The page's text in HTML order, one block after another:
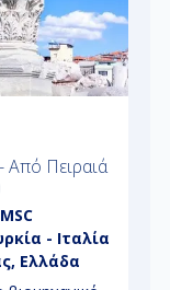
Από Πειραιά
MSC
- Ιταλία
Ελλάδα